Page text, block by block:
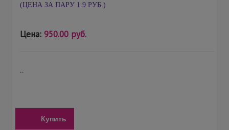
(ЦЕНА ЗА ПАРУ 1.9 РУБ.)
Цена: 950.00 руб.
..
Купить